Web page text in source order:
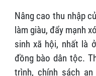
Nâng cao thu nhập
làm giàu, đẩy mạnh
sinh xã hội, nhất là
đồng bào dân tộc.
trình, chính sách